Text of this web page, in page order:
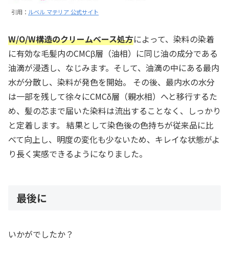
引用： ルベル マテリア 公式サイト
W/O/W構造のクリームベース処方によって、染料の染着
に有効な毛髪内のCMCβ層（油相）に同じ油の成分である
油滴が浸透し、なじみます。そして、油滴の中にある最内
水が分散し、染料が発色を開始。 その後、最内水の水分
は一部を残して徐々にCMCδ層（親水相）へと移行するた
め、髪の芯まで届いた染料は流出することなく、しっかり
と定着します。 結果として染色後の色持ちが従来品に比
べて向上し、明度の変化も少ないため、キレイな状態がよ
り長く実感できるようになりました。
最後に
いかがでしたか？